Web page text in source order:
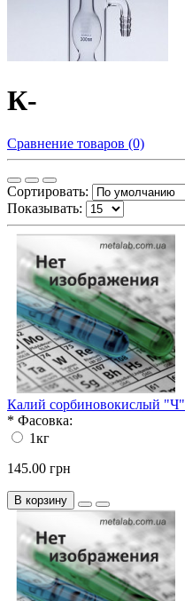
К-
Сравнение товаров (0)
Сортировать:
Показывать:
Калий сорбиновокислый "Ч"
* Фасовка:
1кг
145.00 грн
В корзину